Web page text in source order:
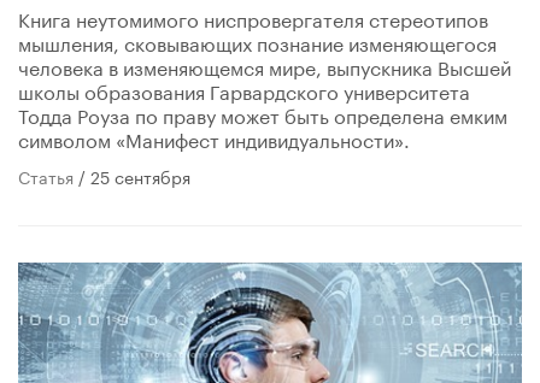
Книга неутомимого ниспровергателя стереотипов
мышления, сковывающих познание изменяющегося
человека в изменяющемся мире, выпускника Высшей
школы образования Гарвардского университета
Тодда Роуза по праву может быть определена емким
символом «Манифест индивидуальности».
Статья / 25 сентября